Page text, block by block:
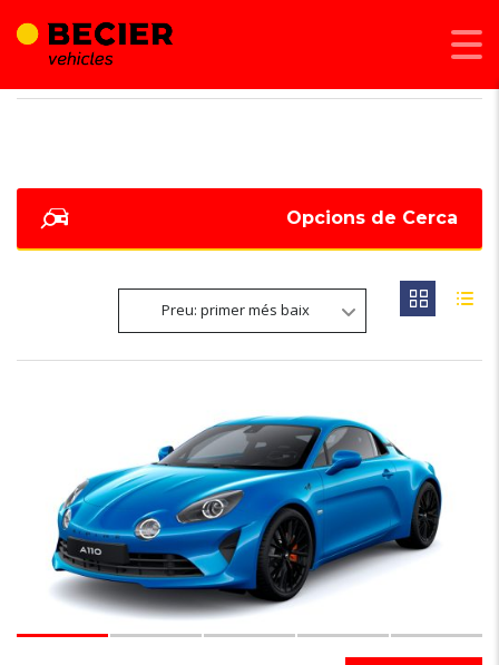
Opcions de Cerca
Preu: primer més baix